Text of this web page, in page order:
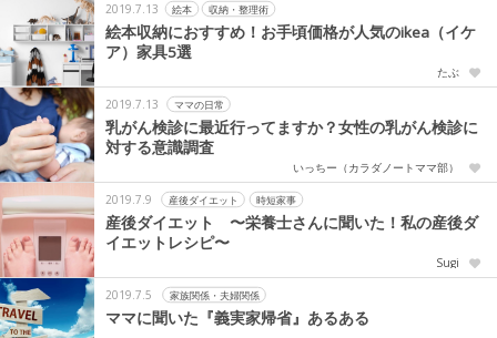
2019.7.13 絵本 収納・整理術
絵本収納におすすめ！お手頃価格が人気のikea（イケ
ア）家具5選
たぶ
2019.7.13 ママの日常
乳がん検診に最近行ってますか？女性の乳がん検診に
対する意識調査
いっちー（カラダノートママ部）
2019.7.9 産後ダイエット 時短家事
産後ダイエット 〜栄養士さんに聞いた！私の産後ダ
イエットレシピ〜
Sugi
2019.7.5 家族関係・夫婦関係
ママに聞いた『義実家帰省』あるある